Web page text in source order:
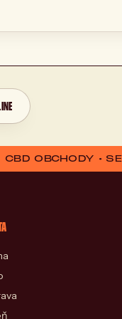
CBD OBCHODY •